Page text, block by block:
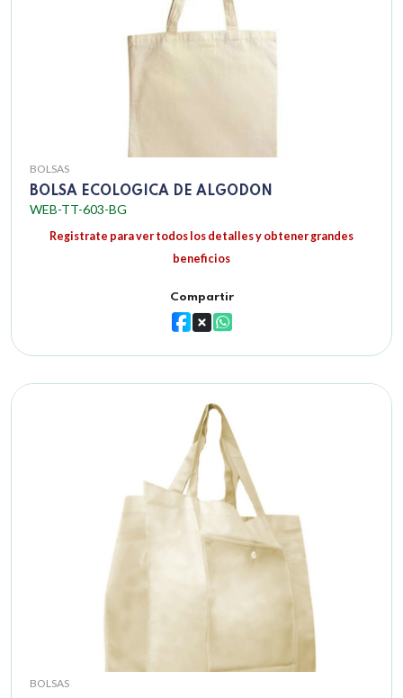
BOLSAS
BOLSA ECOLOGICA DE ALGODON
WEB-TT-603-BG
Registrate para ver todos los detalles y obtener grandes
beneficios
Compartir
BOLSAS